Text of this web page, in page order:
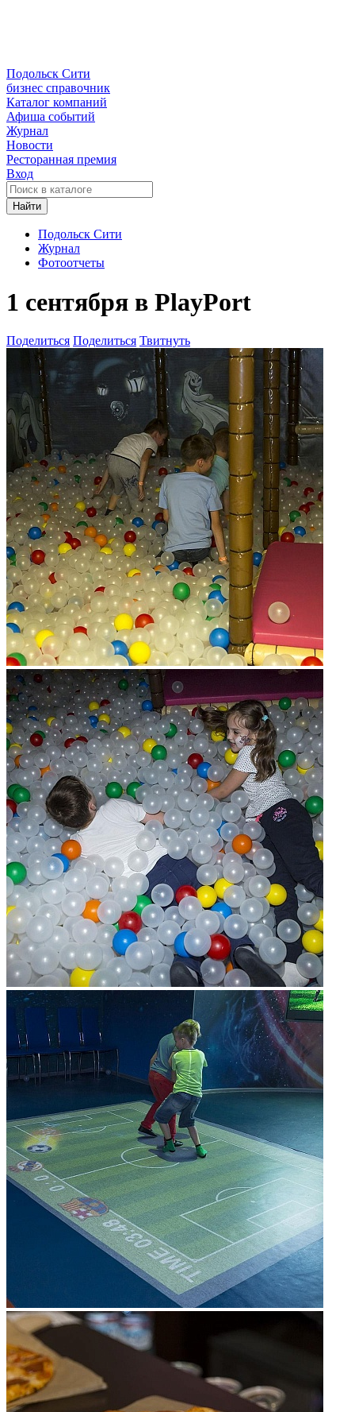
Подольск Сити
бизнес справочник
Каталог компаний
Афиша событий
Журнал
Новости
Ресторанная премия
Вход
Найти
Подольск Сити
Журнал
Фотоотчеты
1 сентября в PlayPort
Поделиться Поделиться Твитнуть